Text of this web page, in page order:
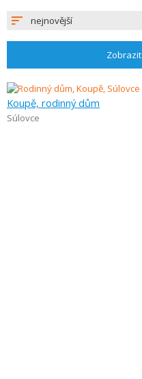
nejnovější
Zobrazit
Koupě, rodinný dům
Súlovce